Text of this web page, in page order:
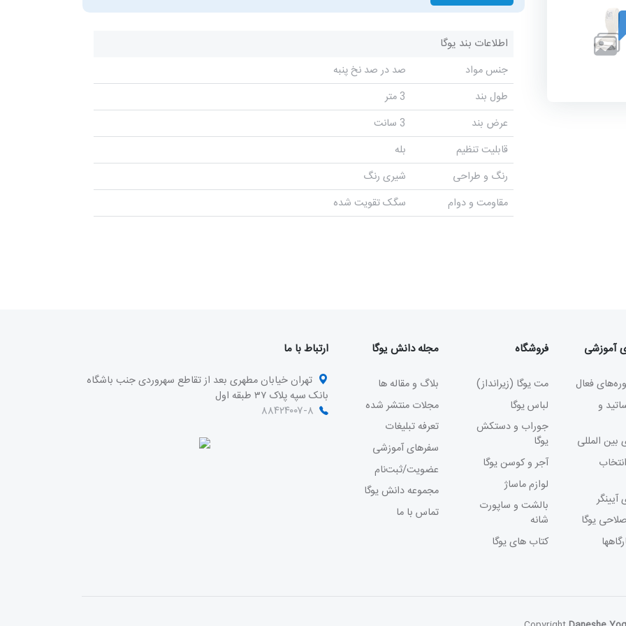
اطلاعات بند یوگا
جنس مواد
صد در صد نخ پنبه
طول بند
3 متر
عرض بند
3 سانت
قابلیت تنظیم
بله
رنگ و طراحی
شیری رنگ
مقاومت و دوام
سگک تقویت شده
آموزشی
فعال
و
بین المللی
یوگا
فروشگاه
مت یوگا (زیرانداز)
لباس یوگا
جوراب و دستکش
یوگا
آجر و کوسن یوگا
لوازم ماساژ
بالشت و ساپورت
شانه
کتاب های یوگا
مجله دانش یوگا
بلاگ و مقاله ها
مجلات منتشر شده
تعرفه تبلیغات
سفرهای آموزشی
عضویت/ثبت‌نام
مجموعه دانش یوگا
تماس با ما
ارتباط با ما
تهران خیابان مطهری بعد از تقاطع سهروردی جنب باشگاه
بانک سپه پلاک ۳۷ طبقه اول
۸۸۴۲۴۰۰۷-۸